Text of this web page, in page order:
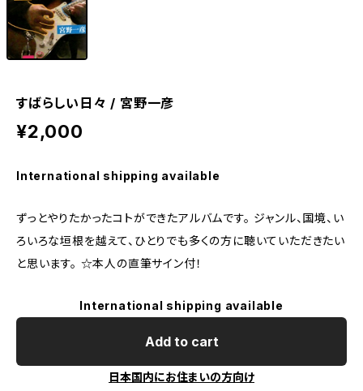
すばらしい日々 / 宮野一彦
¥2,000
International shipping available
ずっとやりたかったコトができたアルバムです。 ジャンル、国境、い
ろいろな垣根を越えて、ひとりでも多くの方に聴いていただきたい
と思います。 ☆本人の直筆サイン付！
International shipping available
Add to cart
日本国内にお住まいの方向け